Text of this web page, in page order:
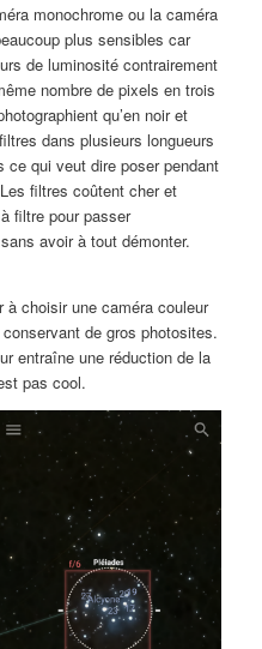
monochrome ou la caméra
plus sensibles car
de luminosité contrairement
nombre de pixels en trois
qu’en noir et
dans plusieurs longueurs
ce qui veut dire poser pendant
filtres coûtent cher et
filtre pour passer
avoir à tout démonter.
choisir une caméra couleur
de gros photosites.
entraîne une réduction de la
pas cool.